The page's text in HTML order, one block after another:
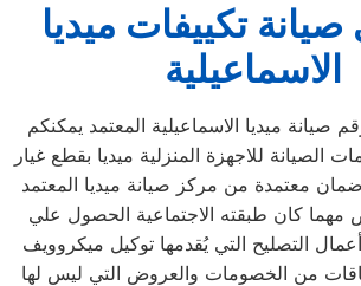
تكييفات ميديا
الاسماعيلية
صيانة ميديا الاسماعيلية المعتمد يمكنكم
للاجهزة المنزلية ميديا بقطع غيار
كان طبقته الاجتماعية الحصول علي
التصليح التي يُقدمها توكيل ميكروويف
من الخصومات والعروض التي ليس لها